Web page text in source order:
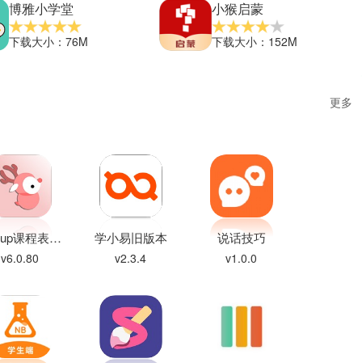
博雅小学堂
下载大小：76M
小猴启蒙
下载大小：152M
更多
wakeup课程表旧版本
v6.0.80
学小易旧版本
v2.3.4
说话技巧
v1.0.0